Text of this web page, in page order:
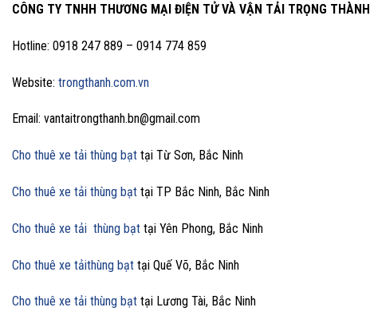
CÔNG TY TNHH THƯƠNG MẠI ĐIỆN TỬ VÀ VẬN TẢI TRỌNG THÀNH
Hotline: 0918 247 889 – 0914 774 859
Website: trongthanh.com.vn
Email: vantaitrongthanh.bn@gmail.com
Cho thuê xe tải thùng bạt tại Từ Sơn, Bắc Ninh
Cho thuê xe tải thùng bạt tại TP Bắc Ninh, Bắc Ninh
Cho thuê xe tải thùng bạt tại Yên Phong, Bắc Ninh
Cho thuê xe tảithùng bạt tại Quế Võ, Bắc Ninh
Cho thuê xe tải thùng bạt tại Lương Tài, Bắc Ninh